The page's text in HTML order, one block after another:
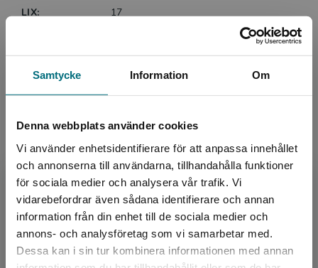
Samtycke Information Om
Denna webbplats använder cookies
Vi använder enhetsidentifierare för att anpassa innehållet
och annonserna till användarna, tillhandahålla funktioner
för sociala medier och analysera vår trafik. Vi
vidarebefordrar även sådana identifierare och annan
information från din enhet till de sociala medier och
annons- och analysföretag som vi samarbetar med.
Dessa kan i sin tur kombinera informationen med annan
Begränsad fraktregion
LIX:
17
Utgivningsår:
2023
Artikelnummer:
43361-EB01
Upplaga:
Första
Upphovspersoner